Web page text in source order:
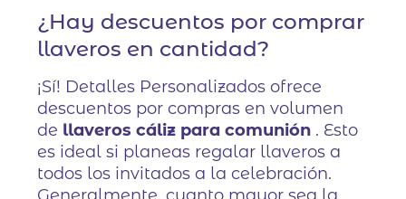
¿Hay descuentos por comprar
llaveros en cantidad?
¡Sí! Detalles Personalizados ofrece
descuentos por compras en volumen
de llaveros cáliz para comunión . Esto
es ideal si planeas regalar llaveros a
todos los invitados a la celebración.